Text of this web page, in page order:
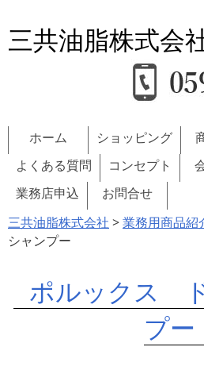
三共油脂株式会
ホーム ショッピング
よくある質問
コンセプト
業務店申込
お問合せ
三共油脂株式会社 >業務用商品紹
シャンプー
ポルックス
プー